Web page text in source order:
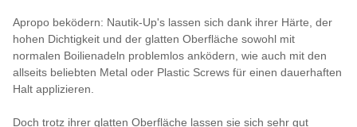
Apropo beködern: Nautik-Up's lassen sich dank ihrer Härte, der
hohen Dichtigkeit und der glatten Oberfläche sowohl mit
normalen Boilienadeln problemlos anködern, wie auch mit den
allseits beliebten Metal oder Plastic Screws für einen dauerhaften
Halt applizieren.
Doch trotz ihrer glatten Oberfläche lassen sie sich sehr gut